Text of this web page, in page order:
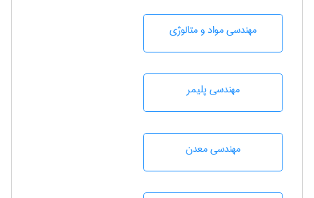
مهندسی مواد و متالوژی
مهندسی پليمر
مهندسی معدن